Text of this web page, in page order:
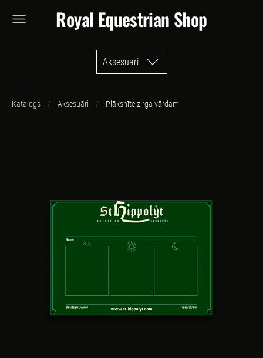
Royal Equestrian Shop
Aksesuāri
Katalogs Aksesuāri Plāksnīte zirga vārdam